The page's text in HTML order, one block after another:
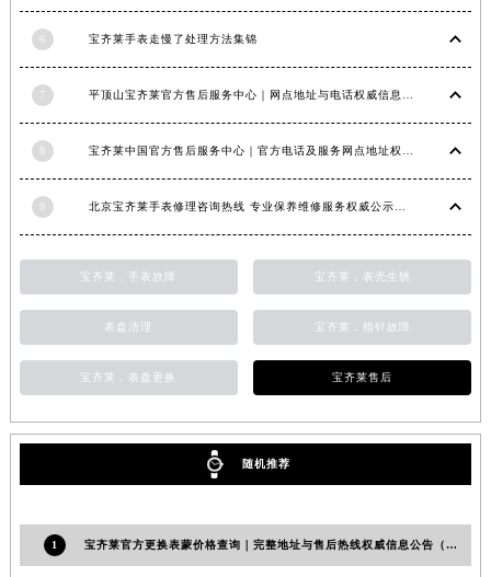
6 宝齐莱手表走慢了处理方法集锦
7 平顶山宝齐莱官方售后服务中心｜网点地址与电话权威信息公示（2026年6月最新）
宝齐莱中国官方售后服务中心｜官方电话及服务网点地址权威信息通知（2026年6月最新）
9 北京宝齐莱手表修理咨询热线 专业保养维修服务权威公示（2026年7月最新）
宝齐莱，手表故障 宝齐莱，表壳生锈
表盘清理 宝齐莱，指针故障
宝齐莱，表盘更换 宝齐莱售后
随机推荐
1 宝齐莱官方更换表蒙价格查询｜完整地址与售后热线权威信息公告（2026年7月最新）